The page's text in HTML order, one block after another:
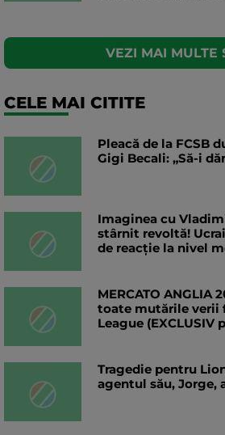
VEZI MAI MULTE
CELE MAI CITITE
Pleacă de la FCSB
Gigi Becali: „Să-i
Imaginea cu
stârnit revoltă!
de reacție la nivel
MERCATO ANGLIA
toate mutările verii
League (EXCLUSIV
Tragedie pentru
agentul său, Jorge,